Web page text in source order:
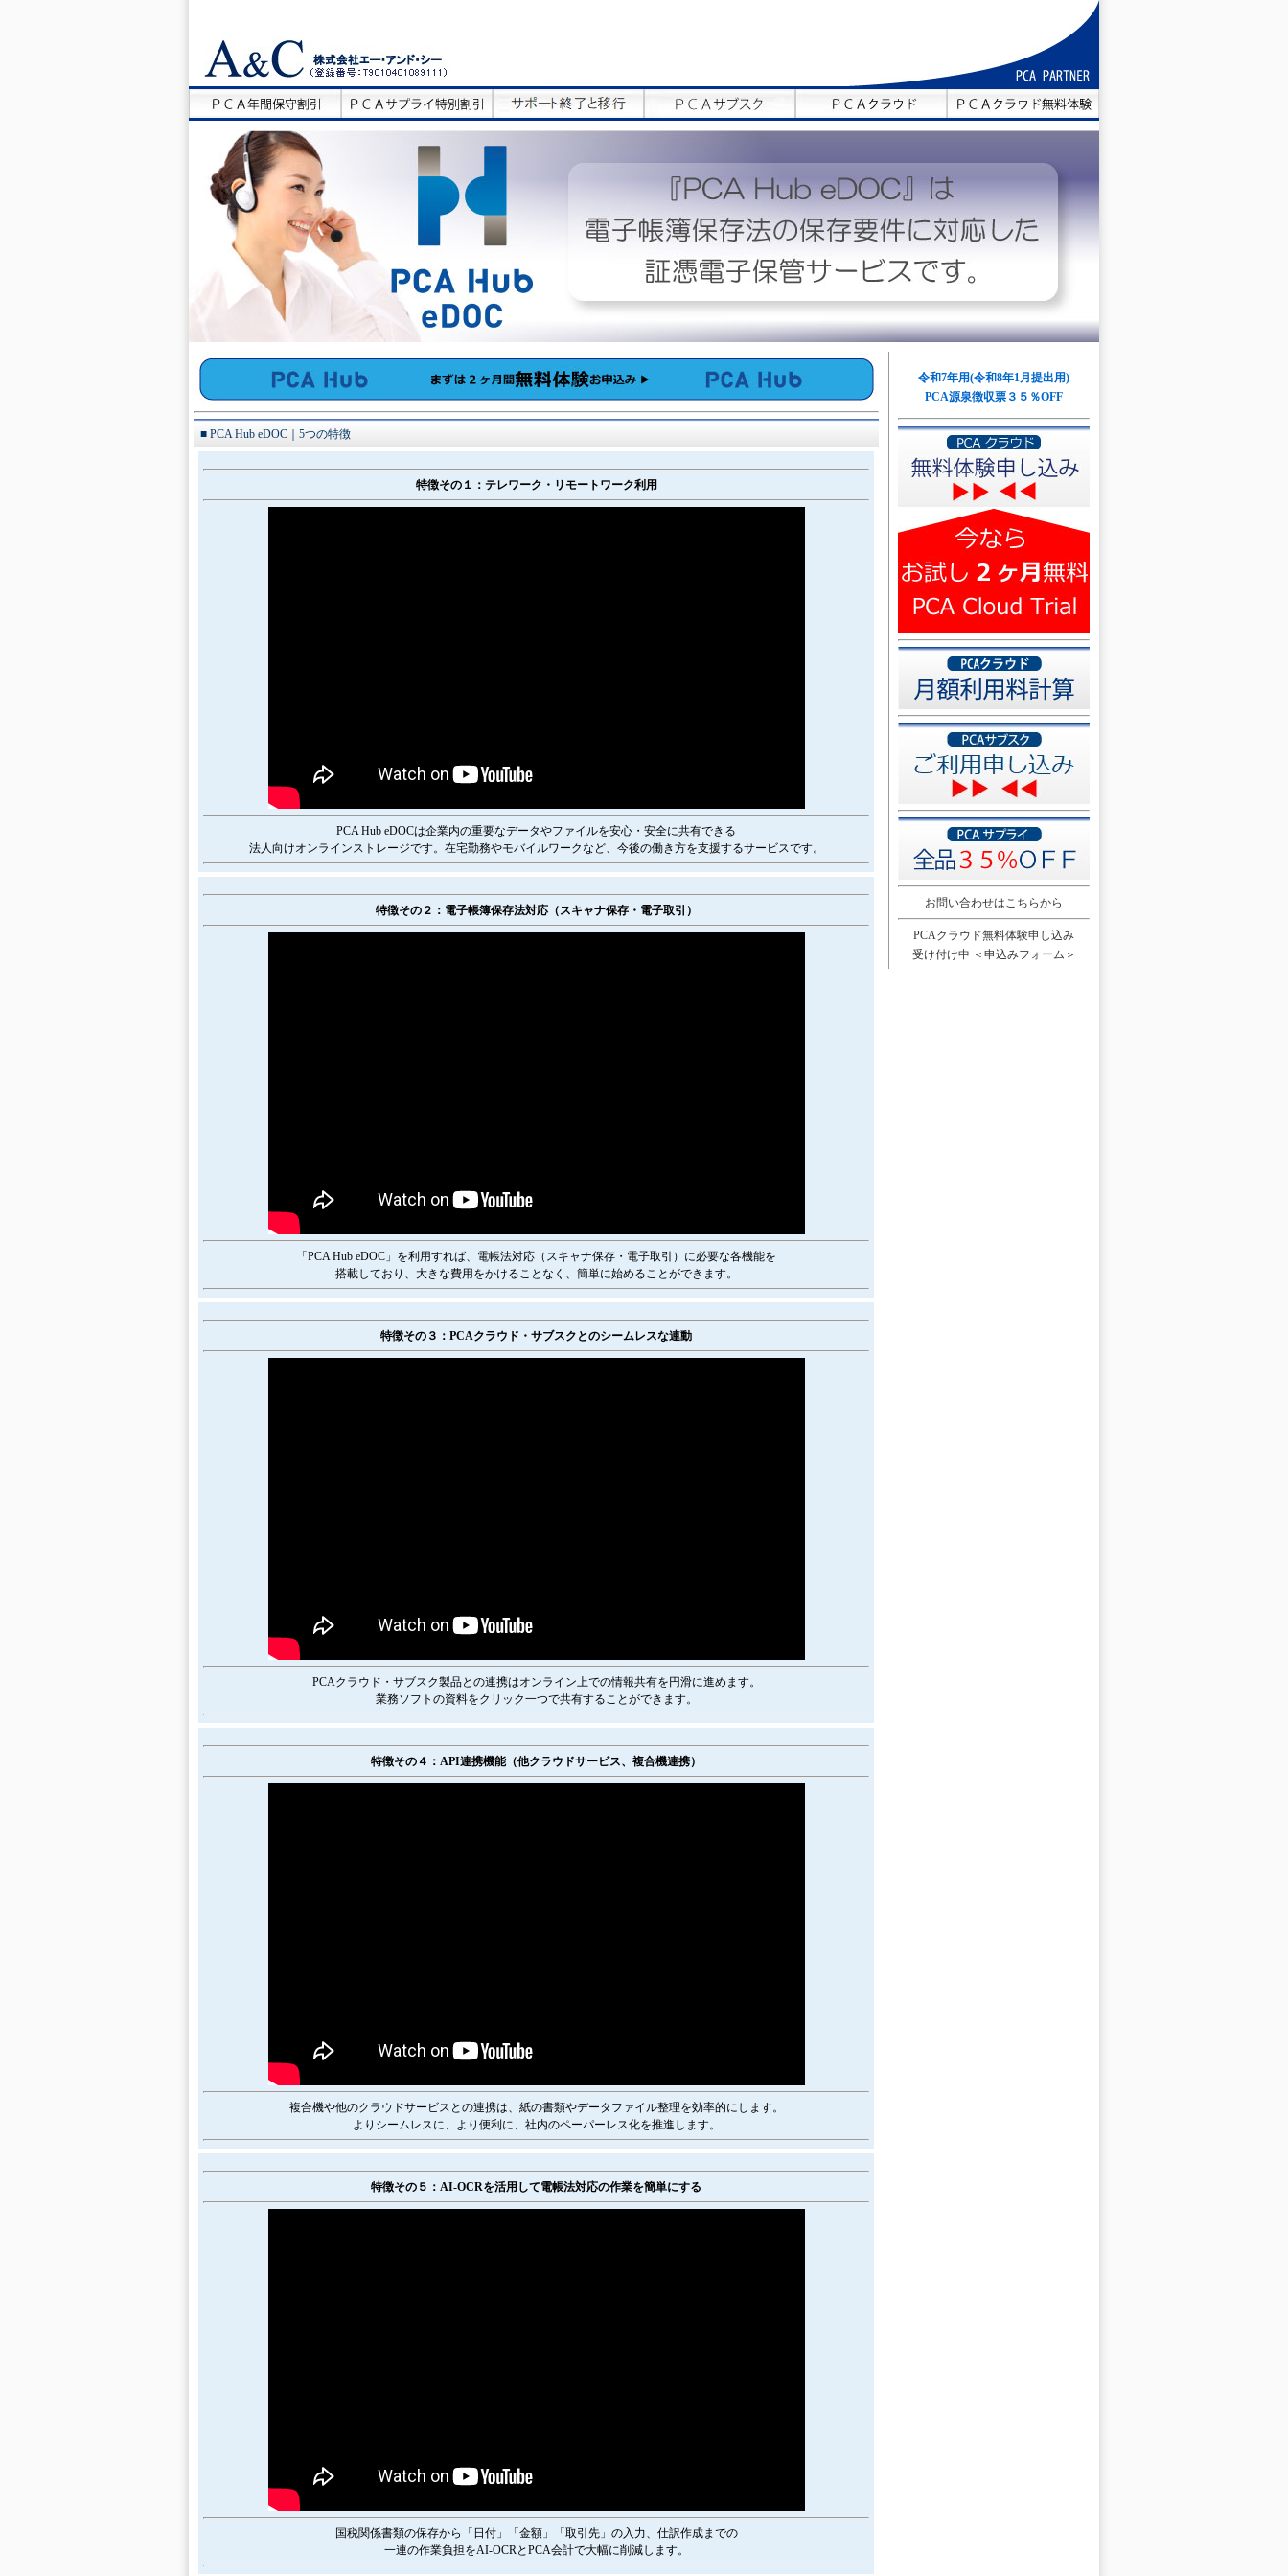
令和7年用(令和8年1月提出用)
PCA源泉徴収票３５％OFF
お問い合わせはこちらから
PCAクラウド無料体験申し込み
受け付け中 ＜申込みフォーム＞
■ PCA Hub eDOC｜5つの特徴
特徴その１：テレワーク・リモートワーク利用
PCA Hub eDOCは企業内の重要なデータやファイルを安心・安全に共有できる
法人向けオンラインストレージです。在宅勤務やモバイルワークなど、今後の働き方を支援するサービスです。
特徴その２：電子帳簿保存法対応（スキャナ保存・電子取引）
「PCA Hub eDOC」を利用すれば、電帳法対応（スキャナ保存・電子取引）に必要な各機能を
搭載しており、大きな費用をかけることなく、簡単に始めることができます。
特徴その３：PCAクラウド・サブスクとのシームレスな連動
PCAクラウド・サブスク製品との連携はオンライン上での情報共有を円滑に進めます。
業務ソフトの資料をクリック一つで共有することができます。
特徴その４：API連携機能（他クラウドサービス、複合機連携）
複合機や他のクラウドサービスとの連携は、紙の書類やデータファイル整理を効率的にします。
よりシームレスに、より便利に、社内のペーパーレス化を推進します。
特徴その５：AI-OCRを活用して電帳法対応の作業を簡単にする
国税関係書類の保存から「日付」「金額」「取引先」の入力、仕訳作成までの
一連の作業負担をAI-OCRとPCA会計で大幅に削減します。